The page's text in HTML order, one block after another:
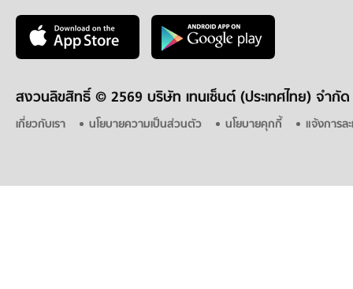
สงวนลิขสิทธิ์ © 2569 บริษัท เทนเซ็นต์ (ประเทศไทย) จำกัด
เกี่ยวกับเรา นโยบายความเป็นส่วนตัว นโยบายคุกกี้ แจ้งการล